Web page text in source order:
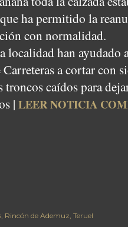
ha permitido la
con normalidad.
localidad han ayudado
a cortar con
troncos caídos para
| LEER NOTICIA
Rincón de Ademuz Teruel